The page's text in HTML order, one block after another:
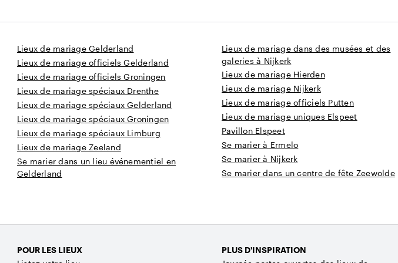
Lieux de mariage Gelderland
Lieux de mariage officiels Gelderland
Lieux de mariage officiels Groningen
Lieux de mariage spéciaux Drenthe
Lieux de mariage spéciaux Gelderland
Lieux de mariage spéciaux Groningen
Lieux de mariage spéciaux Limburg
Lieux de mariage Zeeland
Se marier dans un lieu événementiel en
Gelderland
Lieux de mariage dans des musées et des
galeries à Nijkerk
Lieux de mariage Hierden
Lieux de mariage Nijkerk
Lieux de mariage officiels Putten
Lieux de mariage uniques Elspeet
Pavillon Elspeet
Se marier à Ermelo
Se marier à Nijkerk
Se marier dans un centre de fête Zeewolde
POUR LES LIEUX
PLUS D'INSPIRATION